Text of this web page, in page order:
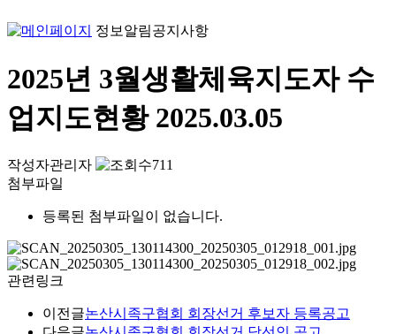
정보알림공지사항
2025년 3월생활체육지도자 수
업지도현황 2025.03.05
작성자관리자
711
첨부파일
등록된 첨부파일이 없습니다.
관련링크
이전글논산시족구협회 회장선거 후보자 등록공고